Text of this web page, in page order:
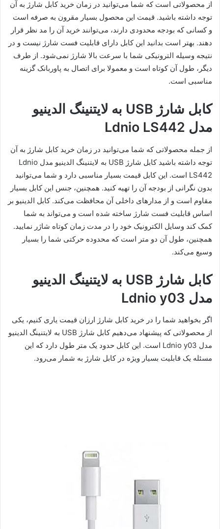
از محصولاتی است که شما می‌توانید در زمان خرید کابل شارژ به آن
توجه داشته باشید. قیمت این محصول بسیار مقرون به صرفه است
و کسانی که بودجه محدودی دارند، می‌توانند خرید آن را مد نظر قرار
دهند. بهتر است بدانید این کابل دارای قابلیت فست شارژ نیست و در
نتیجه وسیله الترونیکی شما با سرعت بالا شارژ نمی‌شود. از طرف
دیگر، طول آن کوتاه است و معمولا برای اتصال به پاوربانک گزینه
مناسبی است.
کابل شارژ USB به لایتنینگ الدینیو
مدل Ldnio LS442
از جمله محصولاتی که شما می‌توانید در زمان خرید کابل شارژ به آن
توجه داشته باشید کابل شارژ USB به لایتنینگ الدینیو مدل Ldnio
LS442 است. این کابل قیمت بسیار مناسبی دارد و شما می‌توانید
بدون نگرانی از بودجه آن را تهیه کنید. همچنین، جنس این کابل بسیار
مقاوم است و از مدارهای داخلی آن محافظت می‌کند. کابل الدینیو بر
اساس قابلیت فست شارژ ساخته شده است و می‌تواند به شما
کمک کند وسایل الکترونیک خود را در مدت زمان کوتاه شاژر نمایید.
همچنین، طول آن دو متر است که محدوده حرکتی شما را بسیار
وسیع می‌کند.
کابل شارژ USB به لایتنینگ الدینیو
مدل Ldnio y03
اگر بخواهید شما را در خرید کابل شارژ ارزان قیمت یاری کنیم، یکی
از محصولاتی که پیشنهاد می‌دهیم کابل شارژ USB به لایتنینگ الدینیو
مدل Ldnio y03 است. این کابل حدود یک متر طول دارد که این
مسئله یک قابلیت بسیار ویژه در کابل شارژ به شمار می‌رود.